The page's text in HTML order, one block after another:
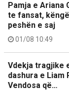
Pamja e Ariana
te fansat,
peshën e saj
01/08 10:49
Vdekja tragjike
dashura e Liam
Vendosa që…